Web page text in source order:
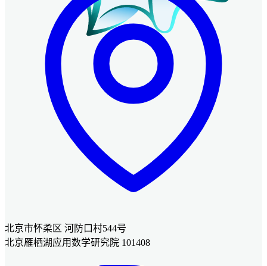
北京市怀柔区 河防口村544号
北京雁栖湖应用数学研究院 101408